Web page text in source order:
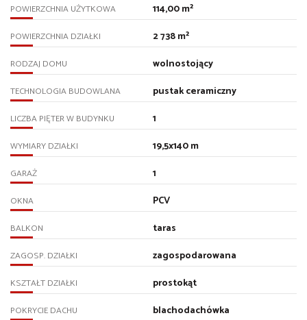
POWIERZCHNIA UŻYTKOWA 114,00 m²
POWIERZCHNIA DZIAŁKI 2 738 m²
RODZAJ DOMU wolnostojący
TECHNOLOGIA BUDOWLANA pustak ceramiczny
LICZBA PIĘTER W BUDYNKU 1
WYMIARY DZIAŁKI 19,5x140 m
GARAŻ 1
OKNA PCV
BALKON taras
ZAGOSP. DZIAŁKI zagospodarowana
KSZTAŁT DZIAŁKI prostokąt
POKRYCIE DACHU blachodachówka